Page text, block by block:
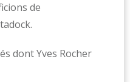
de
dont Yves Rocher